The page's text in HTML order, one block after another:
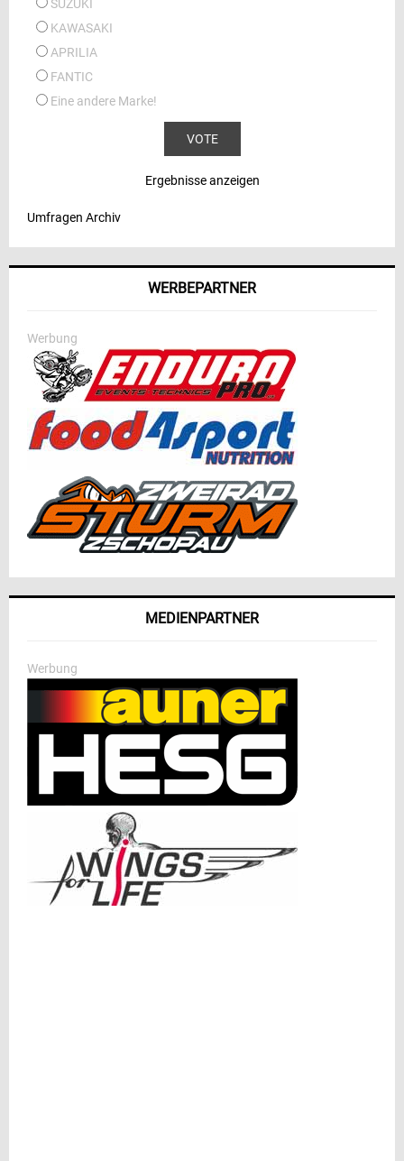
SUZUKI
KAWASAKI
APRILIA
FANTIC
Eine andere Marke!
Ergebnisse anzeigen
Umfragen Archiv
WERBEPARTNER
Werbung
MEDIENPARTNER
Werbung